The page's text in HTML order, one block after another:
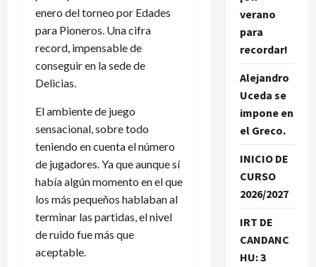
enero del torneo por Edades
para Pioneros. Una cifra
record, impensable de
conseguir en la sede de
Delicias.
El ambiente de juego
sensacional, sobre todo
teniendo en cuenta el número
de jugadores. Ya que aunque sí
había algún momento en el que
los más pequeños hablaban al
terminar las partidas, el nivel
de ruido fue más que
aceptable.
verano
para
recordar!
Alejandro
Uceda se
impone en
el Greco.
INICIO DE
CURSO
2026/2027
IRT DE
CANDANC
HU: 3